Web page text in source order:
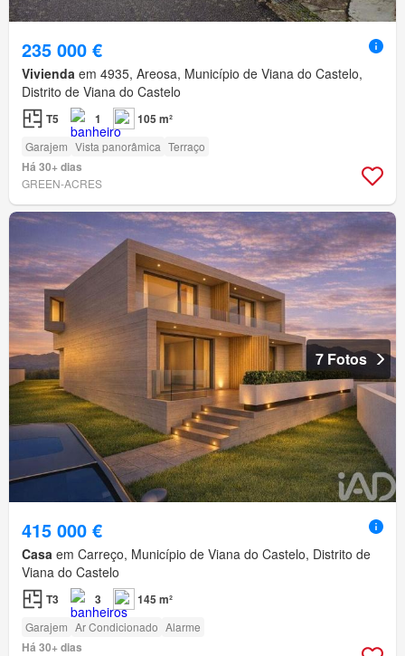
235 000 €
Vivienda em 4935, Areosa, Município de Viana do Castelo,
Distrito de Viana do Castelo
T5 1 105 m²
Garajem Vista panorâmica Terraço
Há 30+ dias
GREEN-ACRES
7 Fotos
415 000 €
Casa em Carreço, Município de Viana do Castelo, Distrito de
Viana do Castelo
T3 3 145 m²
Garajem Ar Condicionado Alarme
Há 30+ dias